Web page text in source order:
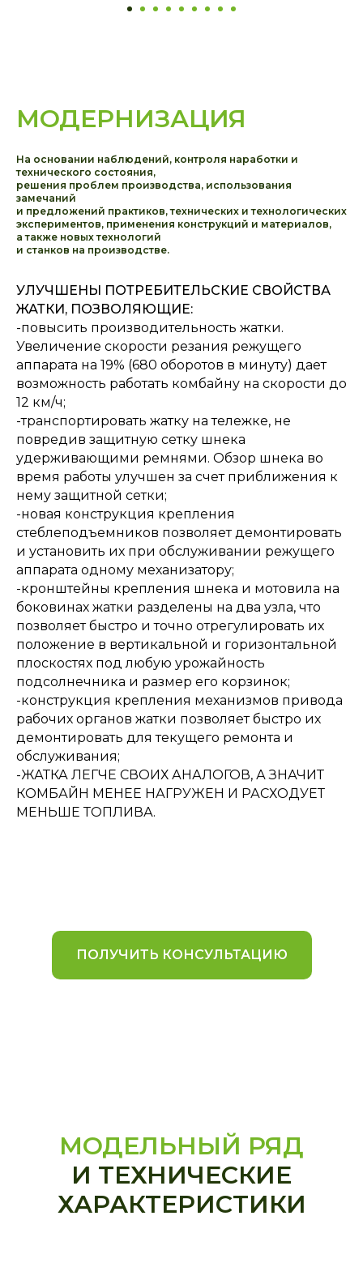
МОДЕРНИЗАЦИЯ
На основании наблюдений, контроля наработки и
технического состояния,
решения проблем производства, использования
замечаний
и предложений практиков, технических и технологических
экспериментов, применения конструкций и материалов,
а также новых технологий
и станков на производстве.
УЛУЧШЕНЫ ПОТРЕБИТЕЛЬСКИЕ СВОЙСТВА
ЖАТКИ, ПОЗВОЛЯЮЩИЕ:
-повысить производительность жатки.
Увеличение скорости резания режущего
аппарата на 19% (680 оборотов в минуту) дает
возможность работать комбайну на скорости до
12 км/ч;
-транспортировать жатку на тележке, не
повредив защитную сетку шнека
удерживающими ремнями. Обзор шнека во
время работы улучшен за счет приближения к
нему защитной сетки;
-новая конструкция крепления
стеблеподъемников позволяет демонтировать
и установить их при обслуживании режущего
аппарата одному механизатору;
-кронштейны крепления шнека и мотовила на
боковинах жатки разделены на два узла, что
позволяет быстро и точно отрегулировать их
положение в вертикальной и горизонтальной
плоскостях под любую урожайность
подсолнечника и размер его корзинок;
-конструкция крепления механизмов привода
рабочих органов жатки позволяет быстро их
демонтировать для текущего ремонта и
обслуживания;
-ЖАТКА ЛЕГЧЕ СВОИХ АНАЛОГОВ, А ЗНАЧИТ
КОМБАЙН МЕНЕЕ НАГРУЖЕН И РАСХОДУЕТ
МЕНЬШЕ ТОПЛИВА.
ПОЛУЧИТЬ КОНСУЛЬТАЦИЮ
МОДЕЛЬНЫЙ РЯД
И ТЕХНИЧЕСКИЕ
ХАРАКТЕРИСТИКИ